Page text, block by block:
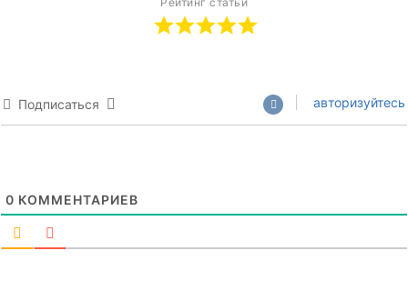
Подписаться авторизуйтесь
0 КОММЕНТАРИЕВ